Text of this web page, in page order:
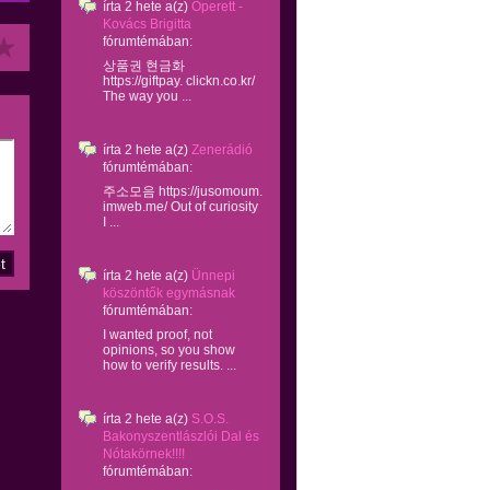
írta 2 hete a(z) Operett -
Kovács Brigitta
fórumtémában:
상품권 현금화
https://giftpay. clickn.co.kr/
The way you ...
írta 2 hete a(z) Zenerádió
fórumtémában:
주소모음 https://jusomoum.
imweb.me/ Out of curiosity
I ...
írta 2 hete a(z) Ünnepi
köszöntők egymásnak
fórumtémában:
I wanted proof, not
opinions, so you show
how to verify results. ...
írta 2 hete a(z) S.O.S.
Bakonyszentlászlói Dal és
Nótakörnek!!!!
fórumtémában: